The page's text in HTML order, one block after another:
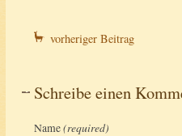
vorheriger Beitrag
Schreibe einen
Name(required)